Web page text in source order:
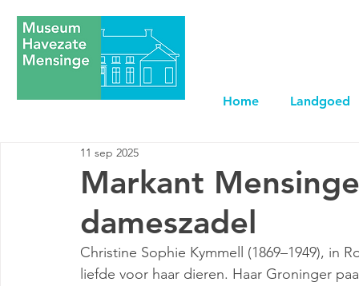
Home Landgoed
Markant
dameszadel
11 sep 2025
Christine Sophie Kymmell (1869–1949), in
liefde voor haar dieren. Haar Groninger